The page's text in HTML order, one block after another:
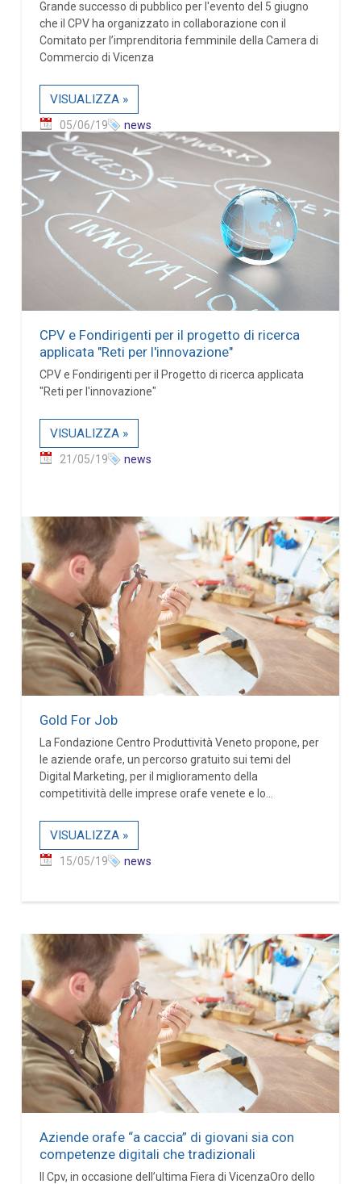
Grande successo di pubblico per l'evento del 5 giugno
che il CPV ha organizzato in collaborazione con il
Comitato per l’imprenditoria femminile della Camera di
Commercio di Vicenza
VISUALIZZA »
05/06/19 news
CPV e Fondirigenti per il progetto di ricerca
applicata "Reti per l'innovazione"
CPV e Fondirigenti per il Progetto di ricerca applicata
"Reti per l'innovazione"
VISUALIZZA »
21/05/19 news
Gold For Job
La Fondazione Centro Produttività Veneto propone, per
le aziende orafe, un percorso gratuito sui temi del
Digital Marketing, per il miglioramento della
competitività delle imprese orafe venete e lo...
VISUALIZZA »
15/05/19 news
Aziende orafe “a caccia” di giovani sia con
competenze digitali che tradizionali
Il Cpv, in occasione dell’ultima Fiera di VicenzaOro dello